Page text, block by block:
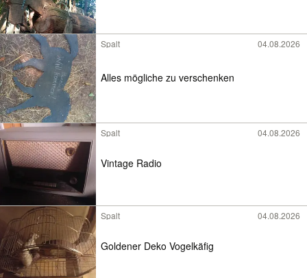
Spalt 04.08.2026
Alles mögliche zu verschenken
Spalt 04.08.2026
Vintage Radio
Spalt 04.08.2026
Goldener Deko Vogelkäfig